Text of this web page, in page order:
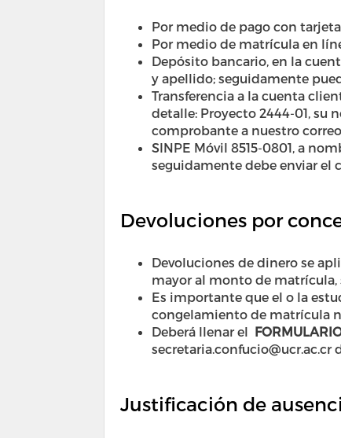
Por medio de pago con
Por medio de matrícula en
Depósito bancario, en la
y apellido; seguidamente
Transferencia a la cuenta
detalle: Proyecto 2444-01, su
comprobante a nuestro correo
SINPE Móvil 8515-0801, a
seguidamente debe enviar el
Devoluciones por
Devoluciones de dinero se
mayor al monto de matrícula,
Es importante que el o la
congelamiento de matrícula
Deberá llenar el
secretaria.confucio@ucr.ac.cr
Justificación de